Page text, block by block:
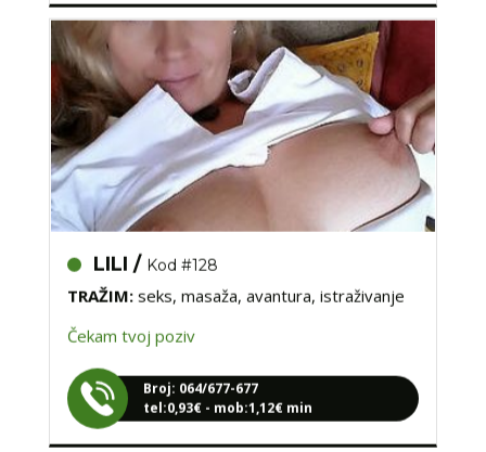
LILI /
TRAŽIM:seks, masaža, avantura, istraživanje
Čekam tvoj poziv
tel:0,93€ - mob:1,12€ min